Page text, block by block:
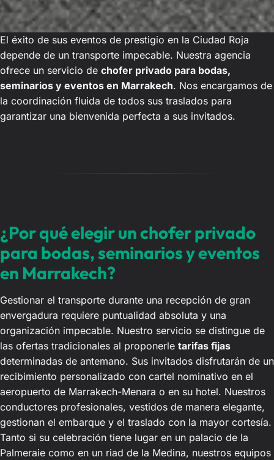
El éxito de sus eventos de prestigio en la Ciudad Roja
depende de un transporte impecable. Nuestra agencia
ofrece un servicio de chofer privado para bodas,
seminarios y eventos en Marrakech. Nos encargamos de
la coordinación fluida de todos sus traslados para
garantizar una bienvenida perfecta a sus invitados.
¿Por qué elegir un chofer privado
para bodas, seminarios y eventos
en Marrakech?
Gestionar el transporte durante una recepción de gran
envergadura requiere puntualidad absoluta y una
organización impecable. Nuestro servicio se distingue de
las ofertas tradicionales al proponerle tarifas fijas
determinadas de antemano. Sus invitados disfrutarán de un
recibimiento personalizado con cartel nominativo en el
aeropuerto de Marrakech-Menara o en su hotel. Nuestros
conductores profesionales, vestidos de manera elegante,
gestionan el embarque y el traslado con la mayor cortesía.
Tanto si su celebración tiene lugar en un palacio de la
Palmeraie como en un riad de la Medina, nuestros equipos